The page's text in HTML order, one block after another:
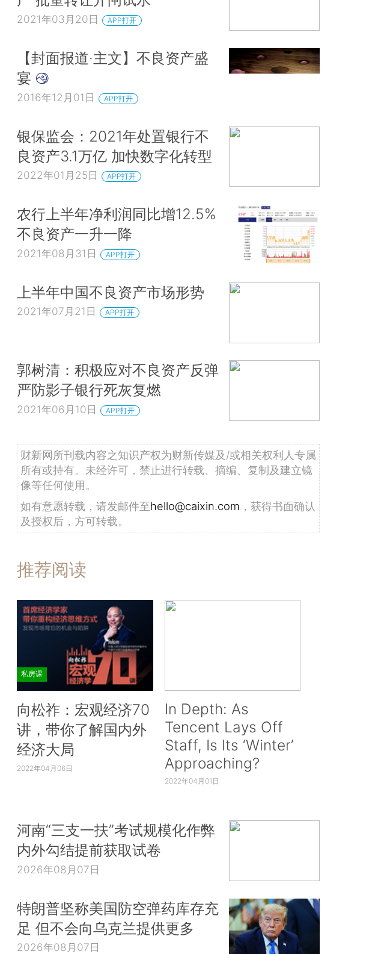
2021年03月20日 APP打开
【封面报道·主文】不良资产盛
宴
2016年12月01日 APP打开
银保监会：2021年处置银行不
良资产3.1万亿 加快数字化转型
2022年01月25日 APP打开
农行上半年净利润同比增12.5%
不良资产一升一降
2021年08月31日 APP打开
上半年中国不良资产市场形势
2021年07月21日 APP打开
郭树清：积极应对不良资产反弹
严防影子银行死灰复燃
2021年06月10日 APP打开
财新网所刊载内容之知识产权为财新传媒及/或相关权利人专属
所有或持有。未经许可，禁止进行转载、摘编、复制及建立镜
像等任何使用。
如有意愿转载，请发邮件至hello@caixin.com ，获得书面确认
及授权后，方可转载。
推荐阅读
私房课
向松祚：宏观经济70
讲，带你了解国内外
经济大局
2022年04月06日
In Depth: As
Tencent Lays Off
Staff, Is Its ‘Winter’
Approaching?
2022年04月01日
河南“三支一扶”考试规模化作弊
内外勾结提前获取试卷
2026年08月07日
特朗普坚称美国防空弹药库存充
足 但不会向乌克兰提供更多
2026年08月07日